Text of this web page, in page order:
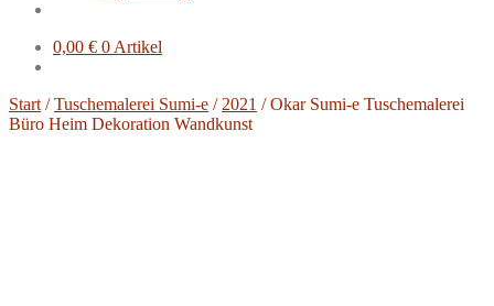
0,00 € 0 Artikel
Start /Tuschemalerei Sumi-e / 2021 /Okar Sumi-e Tuschemalerei
Büro Heim Dekoration Wandkunst